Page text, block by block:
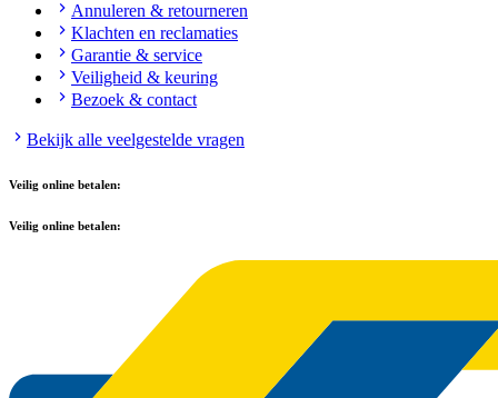
Annuleren & retourneren
Klachten en reclamaties
Garantie & service
Veiligheid & keuring
Bezoek & contact
Bekijk alle veelgestelde vragen
Veilig online betalen:
Veilig online betalen: